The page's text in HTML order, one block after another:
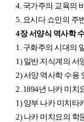
4. 국가주의 교육의
5. 요시다 쇼인의 주
4장 서양식 역사학
1. 구화주의 시대의
1) 일반 지식계의 서
2) 서양 역사학 수용
2. 1894년 나카 미치
1) 양부 나카 미치타
2) 나카 미치요의 학